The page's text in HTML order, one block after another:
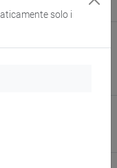
solo i